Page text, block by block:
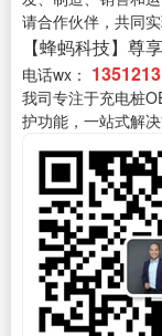
请合作伙伴，共同
【蜂蚂科技】尊
电话wx：
我司专注于充电桩
护功能，一站式解